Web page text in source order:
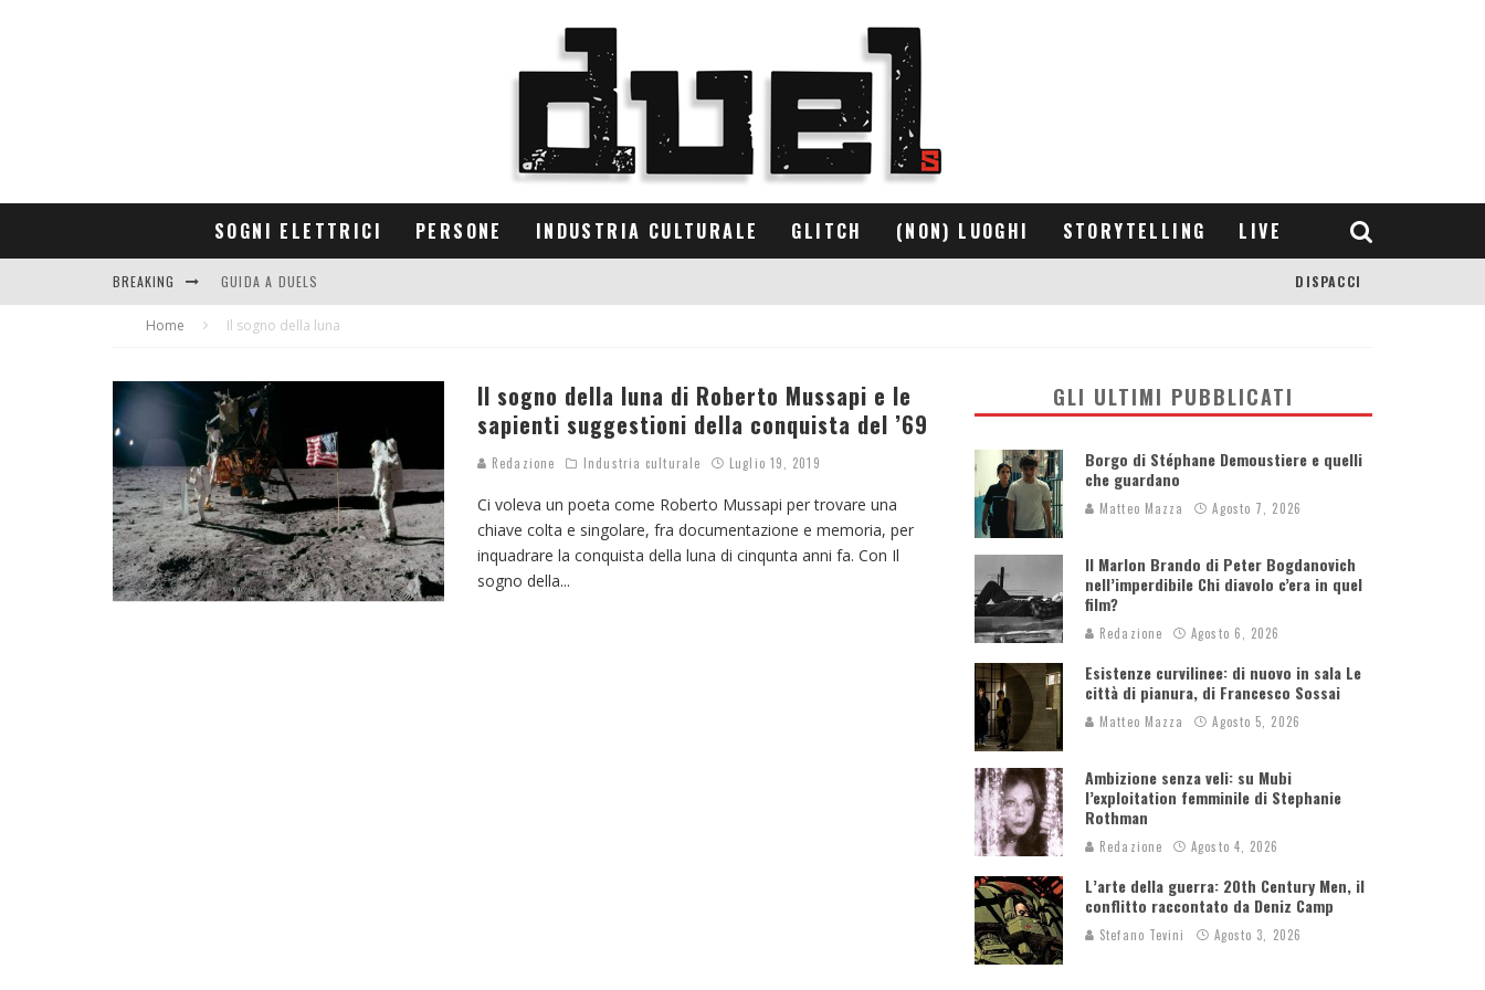
SOGNI ELETTRICI PERSONE INDUSTRIA CULTURALE GLITCH (NON) LUOGHI STORYTELLING LIVE
BREAKING GUIDA A DUELS
CONTRIBUTORS
DISPACCI
Home Il sogno della luna
Il sogno della luna di Roberto Mussapi e le
sapienti suggestioni della conquista del ’69
Redazione Industria culturale Luglio 19, 2019
Ci voleva un poeta come Roberto Mussapi per trovare una
chiave colta e singolare, fra documentazione e memoria, per
inquadrare la conquista della luna di cinqunta anni fa. Con Il
sogno della...
GLI ULTIMI PUBBLICATI
Borgo di Stéphane Demoustiere e quelli
che guardano
Matteo Mazza Agosto 7, 2026
Il Marlon Brando di Peter Bogdanovich
nell’imperdibile Chi diavolo c’era in quel
film?
Redazione Agosto 6, 2026
Esistenze curvilinee: di nuovo in sala Le
città di pianura, di Francesco Sossai
Matteo Mazza Agosto 5, 2026
Ambizione senza veli: su Mubi
l’exploitation femminile di Stephanie
Rothman
Redazione Agosto 4, 2026
L’arte della guerra: 20th Century Men, il
conflitto raccontato da Deniz Camp
Stefano Tevini Agosto 3, 2026